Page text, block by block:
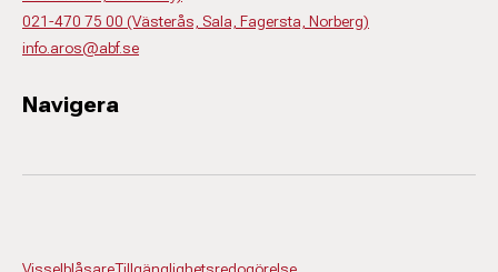
021-470 75 00 (Västerås, Sala, Fagersta, Norberg)
info.aros@abf.se
Navigera